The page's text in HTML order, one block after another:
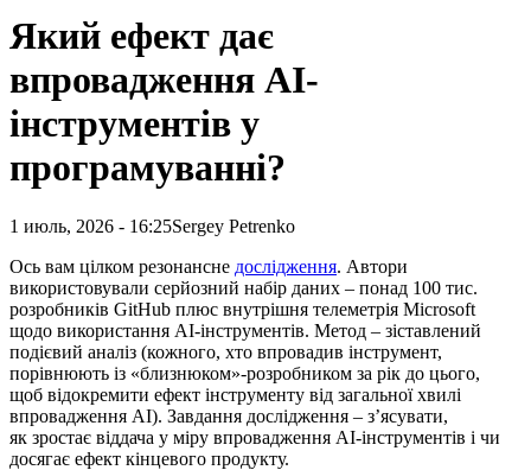
Який ефект дає
впровадження AI-
інструментів у
програмуванні?
1 июль, 2026 - 16:25Sergey Petrenko
Ось вам цілком резонансне дослідження. Автори
використовували серйозний набір даних – понад 100 тис.
розробників GitHub плюс внутрішня телеметрія Microsoft
щодо використання AI-інструментів. Метод – зіставлений
подієвий аналіз (кожного, хто впровадив інструмент,
порівнюють із «близнюком»-розробником за рік до цього,
щоб відокремити ефект інструменту від загальної хвилі
впровадження AI). Завдання дослідження – з’ясувати,
як зростає віддача у міру впровадження AI-інструментів і чи
досягає ефект кінцевого продукту.